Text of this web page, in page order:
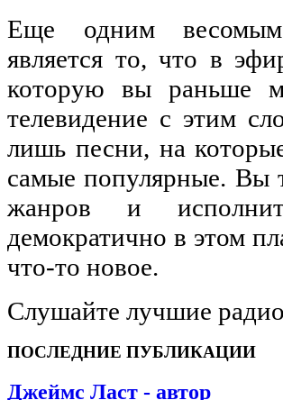
Еще одним весомым
является то, что в
которую вы раньше
телевидение с этим
лишь песни, на
самые популярные. Вы
жанров и
демократично в этом
что-то новое.
Слушайте лучшие
ПОСЛЕДНИЕ ПУБЛИКАЦИИ
Джеймс Ласт - автор